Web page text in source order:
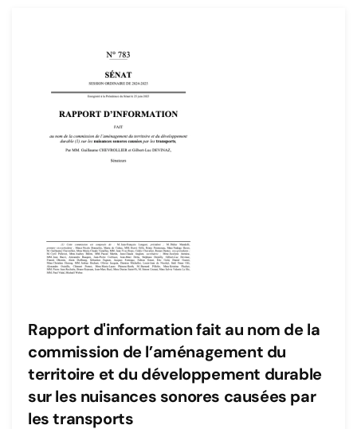
Rapport d'information fait au nom de la
commission de l’aménagement du
territoire et du développement durable
sur les nuisances sonores causées par
les transports